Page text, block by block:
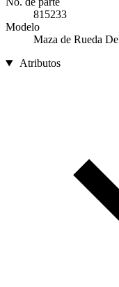
815233
Modelo
Maza de Rueda
Atributos